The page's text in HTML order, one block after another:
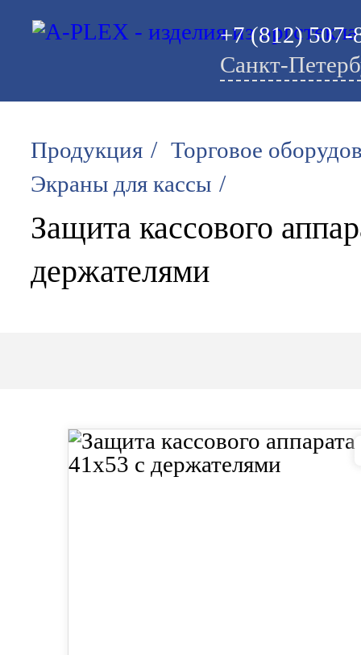
+7 (812) 507-
Санкт-
Продукция / Торговое
Экраны для кассы /
Защита кассового
держателями